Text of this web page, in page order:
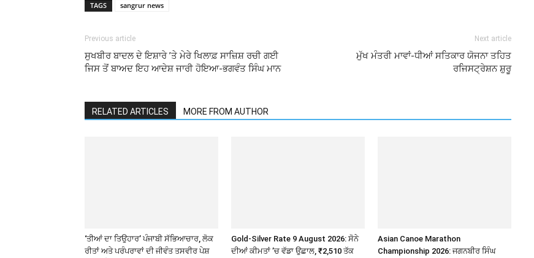
TAGS sangrur news
Previous article
ਸੁਖਬੀਰ ਬਾਦਲ ਦੇ ਇਸ਼ਾਰੇ ’ਤੇ ਮੇਰੇ ਖਿਲਾਫ਼ ਸਾਜ਼ਿਸ਼ ਰਚੀ ਗਈ
ਜਿਸ ਤੋਂ ਬਾਅਦ ਇਹ ਆਦੇਸ਼ ਜਾਰੀ ਹੋਇਆ-ਭਗਵੰਤ ਸਿੰਘ ਮਾਨ
Next article
ਮੁੱਖ ਮੰਤਰੀ ਮਾਵਾਂ-ਧੀਆਂ ਸਤਿਕਾਰ ਯੋਜਨਾ ਤਹਿਤ
ਰਜਿਸਟ੍ਰੇਸ਼ਨ ਸ਼ੁਰੂ
RELATED ARTICLES MORE FROM AUTHOR
‘ਤੀਆਂ ਦਾ ਤਿਉਹਾਰ’ ਪੰਜਾਬੀ ਸੱਭਿਆਚਾਰ, ਲੋਕ
ਰੀਤਾਂ ਅਤੇ ਪਰੰਪਰਾਵਾਂ ਦੀ ਜੀਵੰਤ ਤਸਵੀਰ ਪੇਸ਼
Gold-Silver Rate 9 August 2026: ਸੋਨੇ
ਦੀਆਂ ਕੀਮਤਾਂ ’ਚ ਵੱਡਾ ਉਛਾਲ, ₹2,510 ਤੱਕ
Asian Canoe Marathon
Championship 2026: ਜਗਨਬੀਰ ਸਿੰਘ